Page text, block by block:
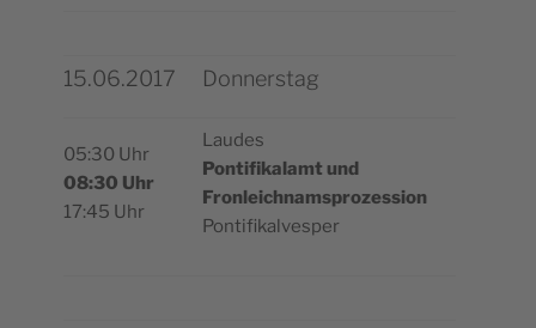
15.06.2017 Donnerstag
05:30 Uhr
08:30 Uhr
17:45 Uhr
Laudes
Pon­ti­fi­ka­lamt und
Fron­leich­nam­spro­zes­sion
Pontifikalvesper